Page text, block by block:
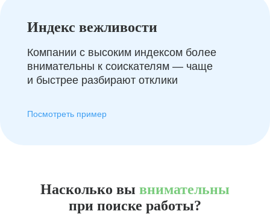
Индекс вежливости
Компании с высоким индексом более
внимательны к соискателям — чаще
и быстрее разбирают отклики
Посмотреть пример
Насколько вы внимательны
при поиске работы?